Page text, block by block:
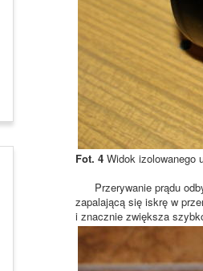
Fot. 4 Widok izolowanego
Przerywanie prądu
zapalającą się iskrę w
i znacznie zwiększa